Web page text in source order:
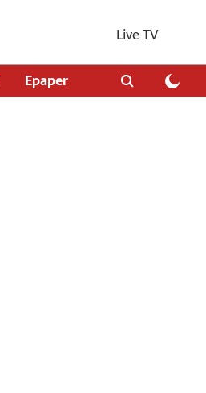
Live TV
Epaper